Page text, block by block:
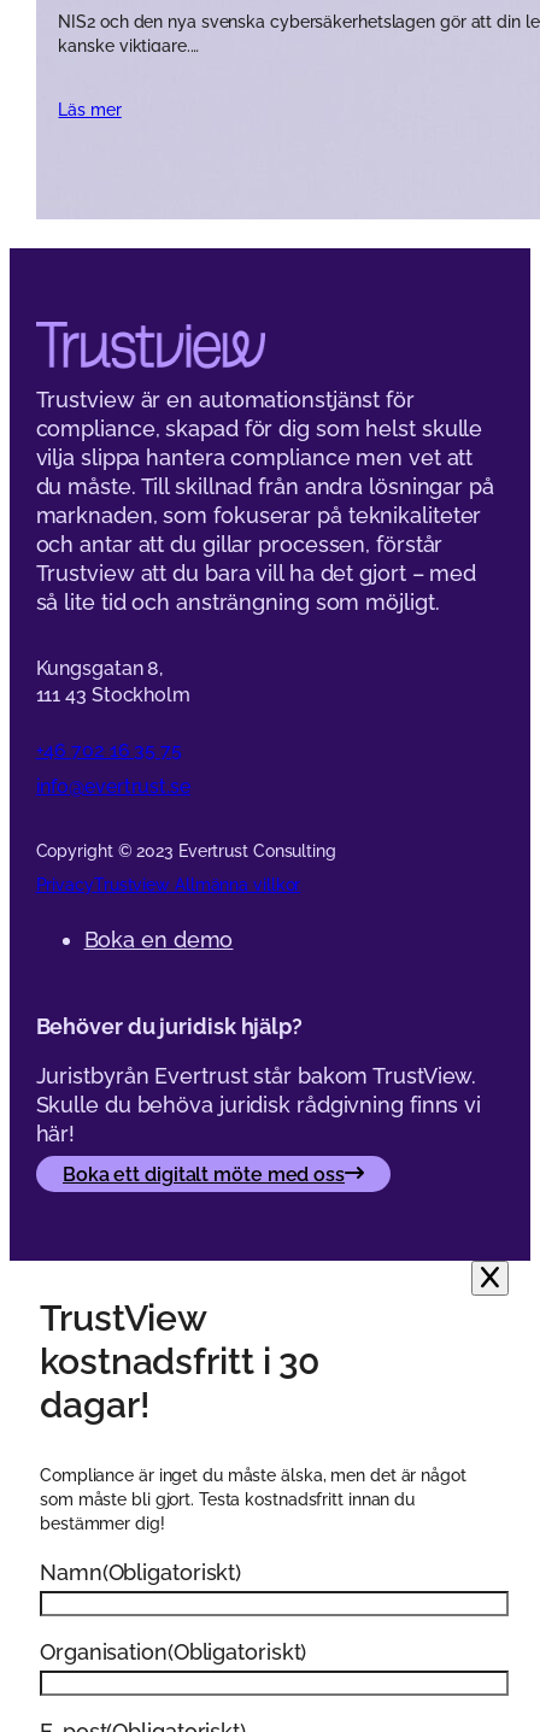
NIS2 och den nya svenska cybersäkerhetslagen gör att din
kanske viktigare.…
Läs mer
Trustview är en automationstjänst för
compliance, skapad för dig som helst skulle
vilja slippa hantera compliance men vet att
du måste. Till skillnad från andra lösningar på
marknaden, som fokuserar på teknikaliteter
och antar att du gillar processen, förstår
Trustview att du bara vill ha det gjort – med
så lite tid och ansträngning som möjligt.
Kungsgatan 8,
111 43 Stockholm
+46 702 16 35 75
info@evertrust.se
Copyright © 2023 Evertrust Consulting
PrivacyTrustview Allmänna villkor
Boka en demo
Behöver du juridisk hjälp?
Juristbyrån Evertrust står bakom TrustView.
Skulle du behöva juridisk rådgivning finns vi
här!
Boka ett digitalt möte med oss
TrustView
kostnadsfritt i 30
dagar!
Compliance är inget du måste älska, men det är något
som måste bli gjort. Testa kostnadsfritt innan du
bestämmer dig!
Namn(Obligatoriskt)
Organisation(Obligatoriskt)